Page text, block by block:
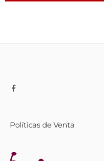
Políticas de Venta